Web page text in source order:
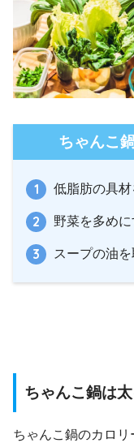
ちゃんこ
低脂肪の具材
野菜を多めに
スープの油を
ちゃんこ鍋は
ちゃんこ鍋のカロリ